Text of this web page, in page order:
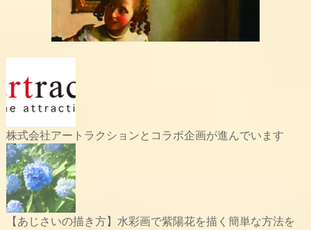
株式会社アートラクションとコラボ企画が進んでいます
【あじさいの描き方】水彩画で紫陽花を描く簡単な方法を